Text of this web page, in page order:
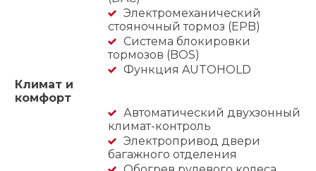
Электромеханический
стояночный тормоз (EPB)
Система блокировки
тормозов (BOS)
Функция AUTOHOLD
Климат и
комфорт
Автоматический двухзонный
климат-контроль
Электропривод двери
багажного отделения